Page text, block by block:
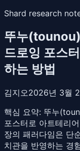
Shard research
뚜누(tounou)
드로잉 포스
하는 방법
김지오2026년 3월
핵심 요약: 뚜누
포스터로 아트테리
장의 패러다임은 단
치관을 반영하는 경